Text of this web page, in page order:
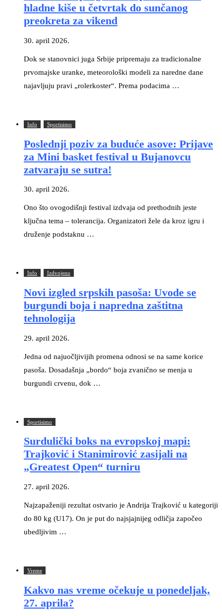
hladne kiše u četvrtak do sunčanog
preokreta za vikend
30. april 2026.
Dok se stanovnici juga Srbije pripremaju za tradicionalne
prvomajske uranke, meteorološki modeli za naredne dane
najavljuju pravi „rolerkoster“. Prema podacima …
Info Sportisimo
Poslednji poziv za buduće asove: Prijave
za Mini basket festival u Bujanovcu
zatvaraju se sutra!
30. april 2026.
Ono što ovogodišnji festival izdvaja od prethodnih jeste
ključna tema – tolerancija. Organizatori žele da kroz igru i
druženje podstaknu …
Info Izdvojeno
Novi izgled srpskih pasoša: Uvode se
burgundi boja i napredna zaštitna
tehnologija
29. april 2026.
Jedna od najuočljivijih promena odnosi se na same korice
pasoša. Dosadašnja „bordo“ boja zvanično se menja u
burgundi crvenu, dok …
Sportisimo
Surdulički boks na evropskoj mapi:
Trajković i Stanimirović zasijali na
„Greatest Open“ turniru
27. april 2026.
Najzapaženiji rezultat ostvario je Andrija Trajković u kategoriji
do 80 kg (U17). On je put do najsjajnijeg odličja započeo
ubedljivim …
Vreme
Kakvo nas vreme očekuje u ponedeljak,
27. aprila?